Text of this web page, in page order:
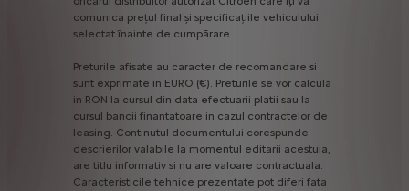
comunica prețul final și specificațiile vehiculului
selectat înainte de cumpărare.
Preturile afisate au caracter de recomandare si
sunt exprimate in EURO (€). Preturile se vor calcula
in RON la cursul din data efectuarii platii sau la
cursul bancii finantatoare in cazul contractelor de
leasing. Continutul documentului corespunde
descrierilor valabile la momentul editarii acestuia,
are titlu informativ si nu are valoare contractuala.
Caracteristicile tehnice prezentate pot diferi fata